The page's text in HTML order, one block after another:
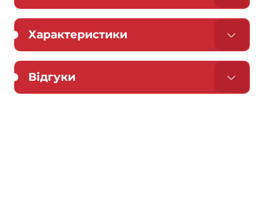
Характеристики
Відгуки